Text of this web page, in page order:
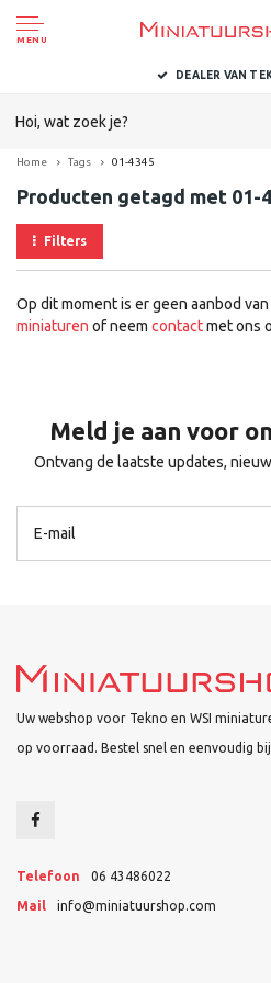
MENU
DEALER VAN
Home Tags 01-4345
Producten getagd met 01-
Filters
Op dit moment is er geen aanbod
miniaturen of neem contactmet ons
Meld je aan voor
Ontvang de laatste updates,
Uw webshop voor Tekno en WSI
op voorraad. Bestel snel en eenvoudig
Telefoon 06 43486022
Mail info@miniatuurshop.com